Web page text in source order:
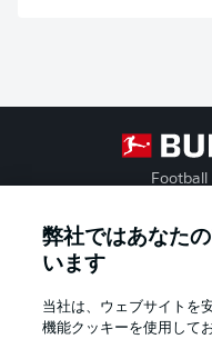
弊社ではあなた
います
当社は、ウェブサイトを
機能クッキーを使用して